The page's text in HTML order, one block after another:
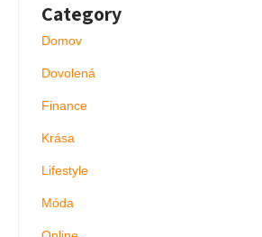
Category
Domov
Dovolená
Finance
Krása
Lifestyle
Móda